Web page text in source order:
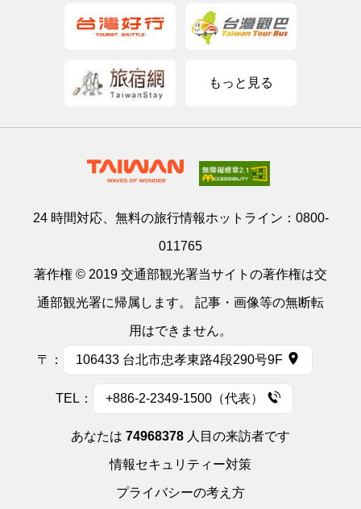
もっと見る
24 時間対応、無料の旅行情報ホットライン： 0800-
011765
著作権 © 2019 交通部観光署当サイトの著作権は交
通部観光署に帰属します。 記事・画像等の無断転
用はできません。
〒： 106433 台北市忠孝東路4段290号9F
TEL： +886-2-2349-1500（代表）
あなたは 74968378 人目の来訪者です
情報セキュリティー対策
プライバシーの考え方